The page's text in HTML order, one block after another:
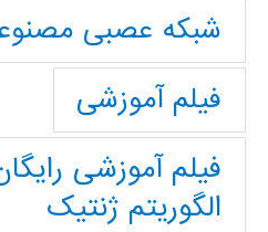
شبکه عصبی
فیلم آموزشی
فیلم آموزشی
الگوریتم ژنتیک